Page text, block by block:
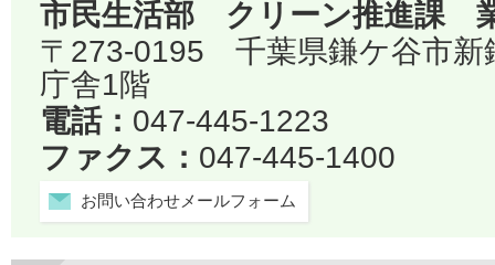
市民生活部 クリーン推進課
〒273-0195 千葉県鎌ケ谷市
庁舎1階
電話： 047-445-1223
ファクス： 047-445-1400
お問い合わせメールフォーム